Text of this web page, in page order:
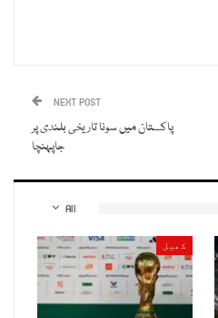
NEXT POST
پاکستان میں سونا تاریخی بلندی پر
جاپہنچا
All
کھیل